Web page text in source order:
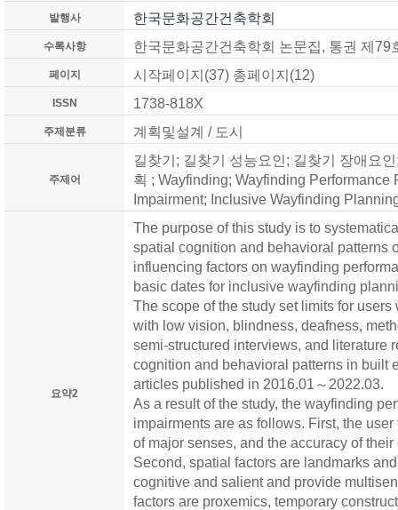
발행사 한국문화공간건축학회
수록사항 한국문화공간건축학회 논문집, 통권 제79
페이지 시작페이지(37) 총페이지(12)
ISSN 1738-818X
주제분류 계획및설계 / 도시
주제어
길찾기; 길찾기 성능요인; 길찾기 장애요
획 ; Wayfinding; Wayfinding Performance
Impairment; Inclusive Wayfinding
요약2
The purpose of this study is to
spatial cognition and behavioral patterns
influencing factors on wayfinding
basic dates for inclusive wayfinding
The scope of the study set limits for
with low vision, blindness, deafness,
semi-structured interviews, and literature
cognition and behavioral patterns in built
articles published in 2016.01～2022.03.
As a result of the study, the wayfinding
impairments are as follows. First, the
of major senses, and the accuracy of
Second, spatial factors are landmarks
cognitive and salient and provide
factors are proxemics, temporary